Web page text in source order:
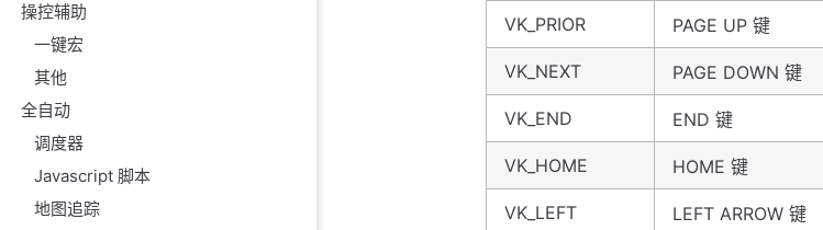
操控辅助
一键宏
其他
全自动
调度器
Javascript 脚本
地图追踪
VK_PRIOR PAGE UP 键
VK_NEXT PAGE DOWN 键
VK_END END 键
VK_HOME HOME 键
VK_LEFT LEFT ARROW 键